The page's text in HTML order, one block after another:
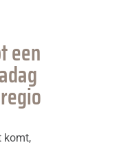
een
komt,